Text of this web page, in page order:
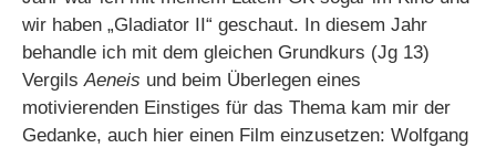
wir haben „Gladiator II“ geschaut. In diesem Jahr
behandle ich mit dem gleichen Grundkurs (Jg 13)
VergilsAeneis und beim Überlegen eines
motivierenden Einstiges für das Thema kam mir der
Gedanke, auch hier einen Film einzusetzen: Wolfgang